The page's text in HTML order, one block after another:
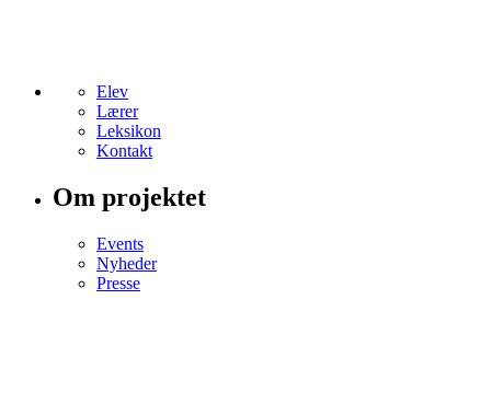
Elev
Lærer
Leksikon
Kontakt
Om projektet
Events
Nyheder
Presse